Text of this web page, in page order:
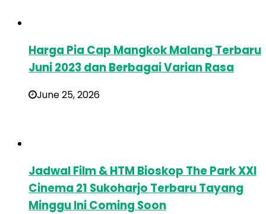
Harga Pia Cap Mangkok Malang Terbaru
Juni 2023 dan Berbagai Varian Rasa
June 25, 2026
Jadwal Film & HTM Bioskop The Park XXI
Cinema 21 Sukoharjo Terbaru Tayang
Minggu Ini Coming Soon